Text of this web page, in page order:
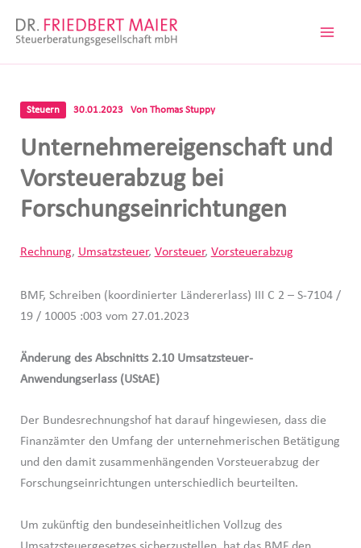
Inhalt
Steuern 30.01.2023 Von Thomas Stuppy
Unternehmereigenschaft und
Vorsteuerabzug bei
Forschungseinrichtungen
Rechnung, Umsatzsteuer, Vorsteuer, Vorsteuerabzug
BMF, Schreiben (koordinierter Ländererlass) III C 2 – S-7104 /
19 / 10005 :003 vom 27.01.2023
Änderung des Abschnitts 2.10 Umsatzsteuer-
Anwendungserlass (UStAE)
Der Bundesrechnungshof hat darauf hingewiesen, dass die
Finanzämter den Umfang der unternehmerischen Betätigung
und den damit zusammenhängenden Vorsteuerabzug der
Forschungseinrichtungen unterschiedlich beurteilten.
Um zukünftig den bundeseinheitlichen Vollzug des